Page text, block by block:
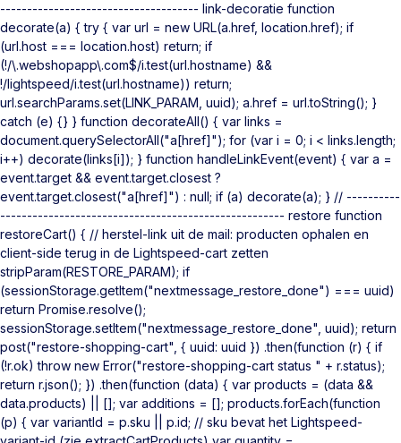
------------------------------------- link-decoratie function
decorate(a) { try { var url = new URL(a.href, location.href); if
(url.host === location.host) return; if
(!/\.webshopapp\.com$/i.test(url.hostname) &&
!/lightspeed/i.test(url.hostname)) return;
url.searchParams.set(LINK_PARAM, uuid); a.href = url.toString(); }
catch (e) {} } function decorateAll() { var links =
document.querySelectorAll("a[href]"); for (var i = 0; i < links.length;
i++) decorate(links[i]); } function handleLinkEvent(event) { var a =
event.target && event.target.closest ?
event.target.closest("a[href]") : null; if (a) decorate(a); } // ----------
----------------------------------------------------- restore function
restoreCart() { // herstel-link uit de mail: producten ophalen en
client-side terug in de Lightspeed-cart zetten
stripParam(RESTORE_PARAM); if
(sessionStorage.getItem("nextmessage_restore_done") === uuid)
return Promise.resolve();
sessionStorage.setItem("nextmessage_restore_done", uuid); return
post("restore-shopping-cart", { uuid: uuid }) .then(function (r) { if
(!r.ok) throw new Error("restore-shopping-cart status " + r.status);
return r.json(); }) .then(function (data) { var products = (data &&
data.products) || []; var additions = []; products.forEach(function
(p) { var variantId = p.sku || p.id; // sku bevat het Lightspeed-